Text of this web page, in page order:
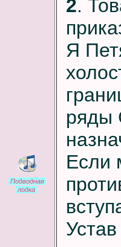
Подводная
лодка
2.
Я
ряды
Если